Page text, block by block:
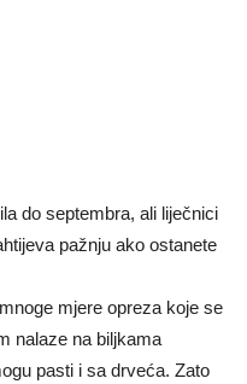
do septembra, ali liječnici
pažnju ako ostanete
mjere opreza koje se
nalaze na biljkama
pasti i sa drveća. Zato